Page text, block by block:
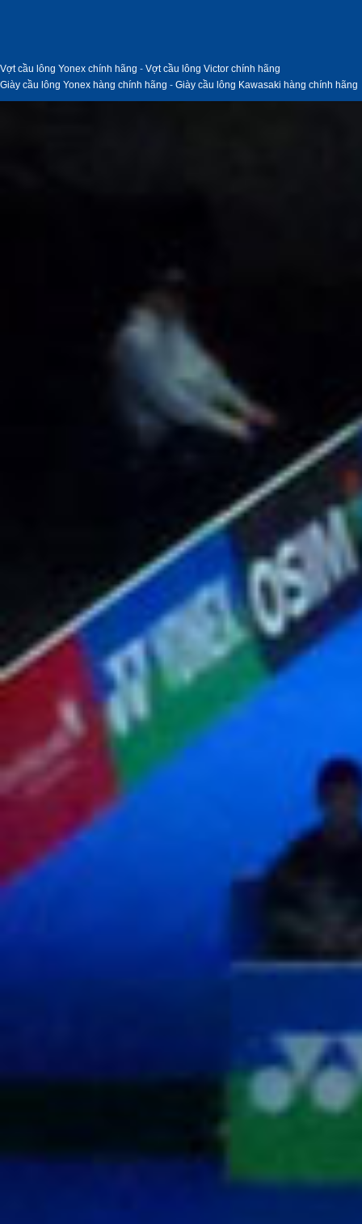
Vợt cầu lông Yonex chính hãng - Vợt cầu lông Victor chính hãng
Giày cầu lông Yonex hàng chính hãng - Giày cầu lông Kawasaki hàng chính hãng